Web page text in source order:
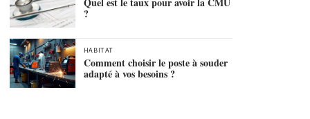
?
HABITAT
Comment choisir le poste à souder
adapté à vos besoins ?